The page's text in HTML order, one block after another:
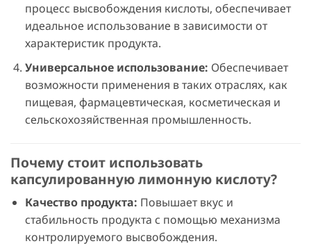
процесс высвобождения кислоты, обеспечивает
идеальное использование в зависимости от
характеристик продукта.
Универсальное использование: Обеспечивает
возможности применения в таких отраслях, как
пищевая, фармацевтическая, косметическая и
сельскохозяйственная промышленность.
Почему стоит использовать
капсулированную лимонную кислоту?
Качество продукта: Повышает вкус и
стабильность продукта с помощью механизма
контролируемого высвобождения.